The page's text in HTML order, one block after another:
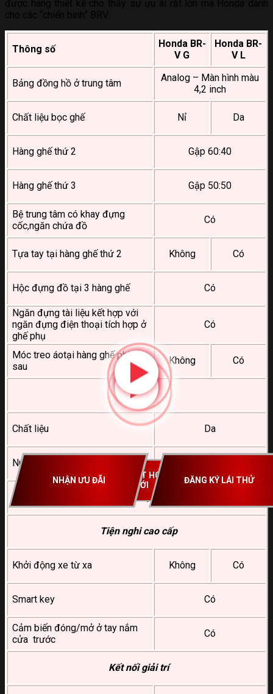
REVIEW CHI TIẾT HONDA
BR-V THẾ HỆ MỚI
REVIEW CHI TIẾT HONDA BR-V THẾ HỆ MỚI
Thông số
Honda BR-
V G
Honda BR-
V L
Bảng đồng hồ ở trung tâm
Analog – Màn hình màu
4,2 inch
Chất liệu bọc ghế Nỉ Da
Hàng ghế thứ 2 Gập 60:40
Hàng ghế thứ 3 Gập 50:50
Bệ trung tâm có khay đựng
cốc,ngăn chứa đồ
Có
Tựa tay tại hàng ghế thứ 2 Không Có
Hộc đựng đồ tại 3 hàng ghế Có
Ngăn đựng tài liệu kết hợp với
ngăn đựng điện thoại tích hợp ở
ghế phụ
Có
Móc treo áotại hàng ghế phía
sau
Không Có
Tay lái
Chất liệu Da
Nút chỉnh âm thanh
Trang bị tiện nghi
Tiện nghi cao cấp
Khởi động xe từ xa Không Có
Smart key Có
Cảm biến đóng/mở ở tay nắm
cửa trước
Có
Kết nối giải trí
NHẬN ƯU ĐÃI ĐĂNG KÝ LÁI THỬ